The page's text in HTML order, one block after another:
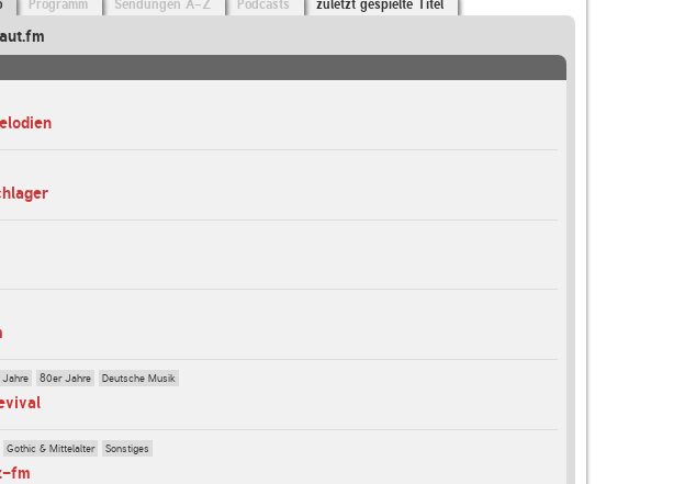
Programm Sendungen A-Z Podcasts zuletzt gespielte Titel
80er Jahre Deutsche Musik
Gothic & Mittelalter Sonstiges
fm